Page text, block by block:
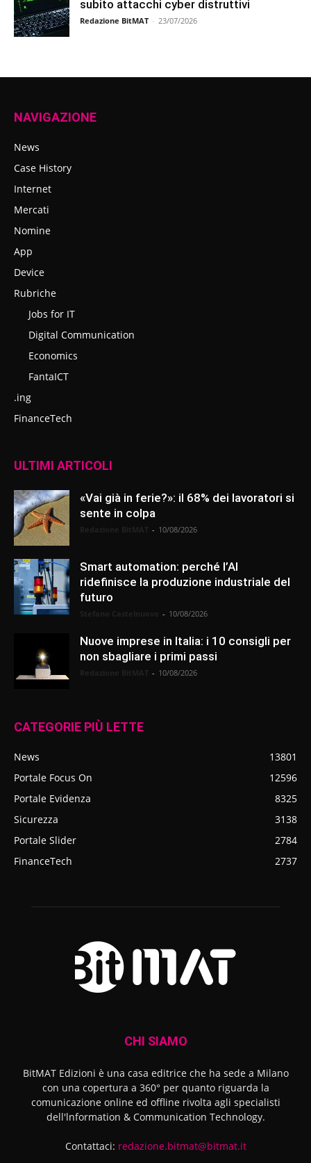
subito attacchi cyber distruttivi
Redazione BitMAT - 23/07/2026
NAVIGAZIONE
News
Case History
Internet
Mercati
Nomine
App
Device
Rubriche
Jobs for IT
Digital Communication
Economics
FantaICT
.ing
FinanceTech
ULTIMI ARTICOLI
«Vai già in ferie?»: il 68% dei lavoratori si
sente in colpa
- 10/08/2026
Smart automation: perché l’AI
ridefinisce la produzione industriale del
futuro
- 10/08/2026
Nuove imprese in Italia: i 10 consigli per
non sbagliare i primi passi
- 10/08/2026
CATEGORIE PIÙ LETTE
News
13801
Portale Focus On
12596
Portale Evidenza
8325
Sicurezza
3138
Portale Slider
2784
FinanceTech
2737
CHI SIAMO
BitMAT Edizioni è una casa editrice che ha sede a Milano
con una copertura a 360° per quanto riguarda la
comunicazione online ed offline rivolta agli specialisti
dell'lnformation & Communication Technology.
Contattaci: redazione.bitmat@bitmat.it